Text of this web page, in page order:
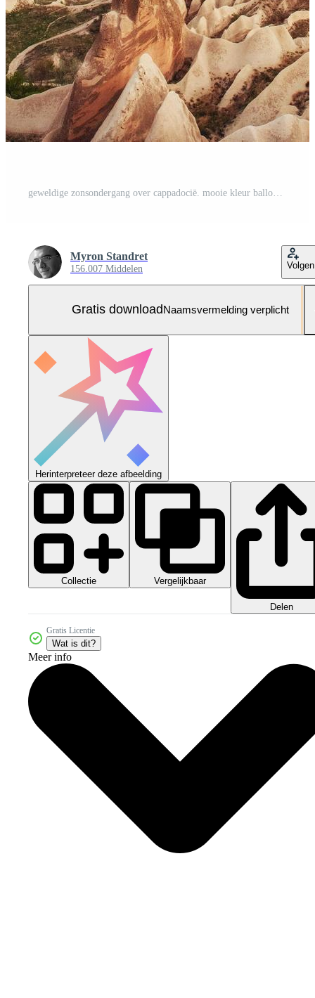
Myron Standret
156.007 Middelen Volgen
Gratis downloadNaamsvermelding verplicht
Herinterpreteer deze afbeelding
Collectie Vergelijkbaar
Delen
Gratis Licentie
Wat is dit?
Meer info